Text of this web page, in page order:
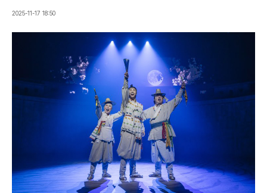
2025-11-17 18:50